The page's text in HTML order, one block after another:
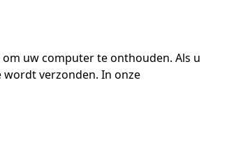
uw computer te onthouden. Als u
verzonden. In onze